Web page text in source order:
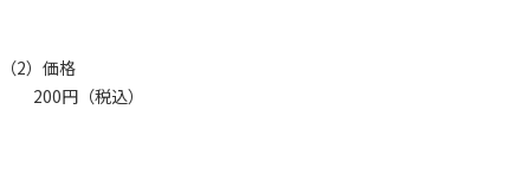
（2）価格
200円（税込）